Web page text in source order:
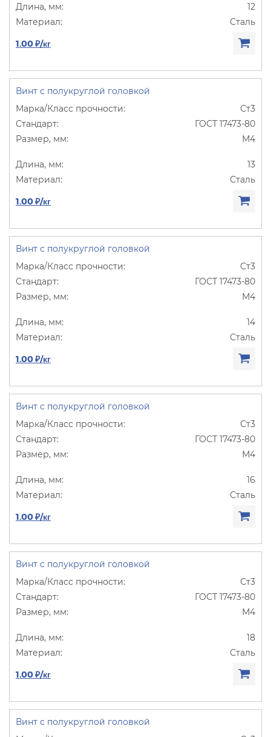
12
Сталь
1.00 ₽/кг
Винт с полукруглой головкой
Ст3
ГОСТ 17473-80
М4
13
Сталь
1.00 ₽/кг
Винт с полукруглой головкой
Ст3
ГОСТ 17473-80
М4
14
Сталь
1.00 ₽/кг
Винт с полукруглой головкой
Ст3
ГОСТ 17473-80
М4
16
Сталь
1.00 ₽/кг
Винт с полукруглой головкой
Ст3
ГОСТ 17473-80
М4
18
Сталь
1.00 ₽/кг
Винт с полукруглой головкой